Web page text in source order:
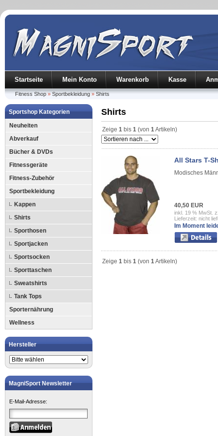
Startseite Mein Konto Warenkorb Kasse
Fitness Shop»Sportbekleidung»Shirts
Sportshop Kategorien
Neuheiten
Abverkauf
Bücher & DVDs
Fitnessgeräte
Fitness-Zubehör
Sportbekleidung
Kappen
Shirts
Sporthosen
Sportjacken
Sportsocken
Sporttaschen
Sweatshirts
Tank Tops
Sporternährung
Wellness
Hersteller
MagniSport Newsletter
E-Mail-Adresse:
Shirts
Zeige 1 bis 1 (von 1Artikeln)
All Stars T-
Modisches
40,50 EUR
inkl. 19 % MwSt.
Lieferzeit: nicht
Im Moment
Zeige 1 bis 1 (von 1Artikeln)